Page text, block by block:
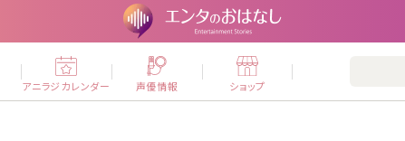
アニラジカレンダー 声優情報 ショップ